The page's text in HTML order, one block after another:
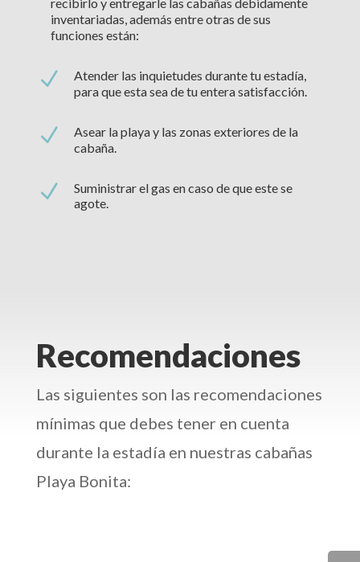
inventariadas, además entre otras de sus
funciones están:
N
Atender las inquietudes durante tu estadía,
para que esta sea de tu entera satisfacción.
N
Asear la playa y las zonas exteriores de la
cabaña.
N
Suministrar el gas en caso de que este se
agote.
Recomendaciones
Las siguientes son las recomendaciones
mínimas que debes tener en cuenta
durante la estadía en nuestras cabañas
Playa Bonita: